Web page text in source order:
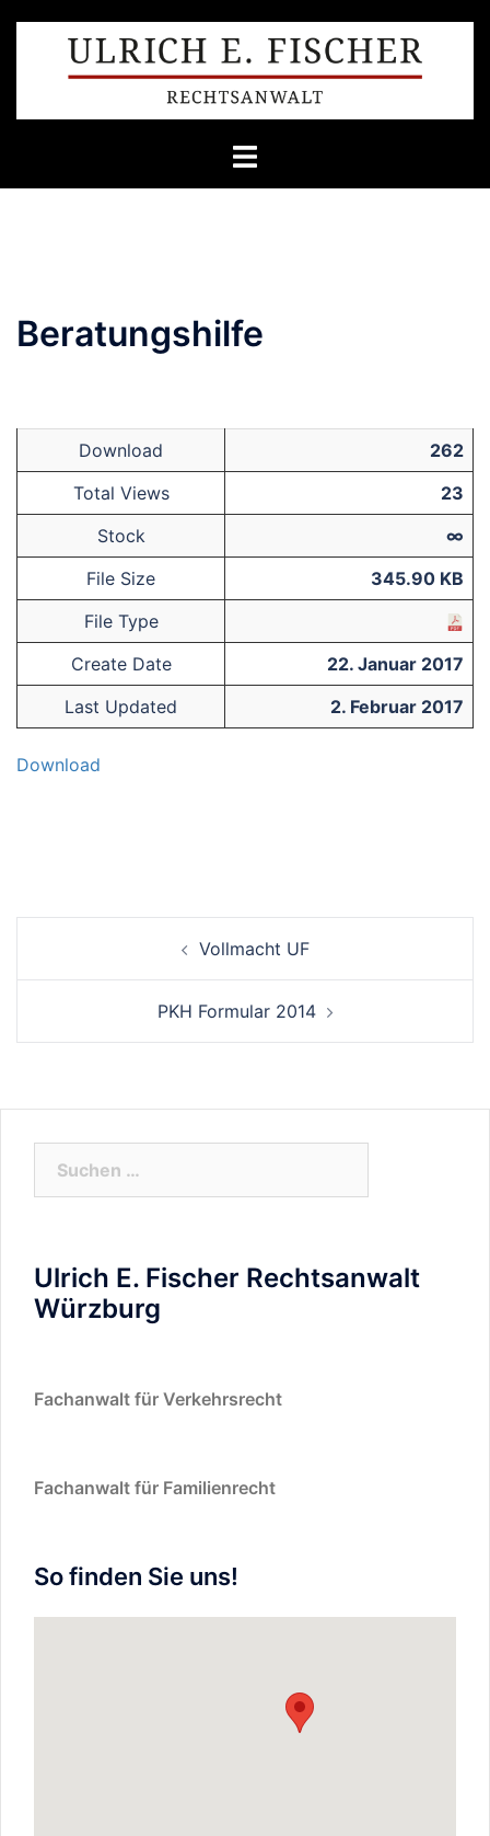
springen
Beratungshilfe
Download
262
Total Views
23
Stock
∞
File Size
345.90 KB
File Type
Create Date
22. Januar 2017
Last Updated
2. Februar 2017
Download
Vollmacht UF
PKH Formular 2014
nach:
Ulrich E. Fischer Rechtsanwalt
Würzburg
Fachanwalt für Verkehrsrecht
Fachanwalt für Familienrecht
So finden Sie uns!